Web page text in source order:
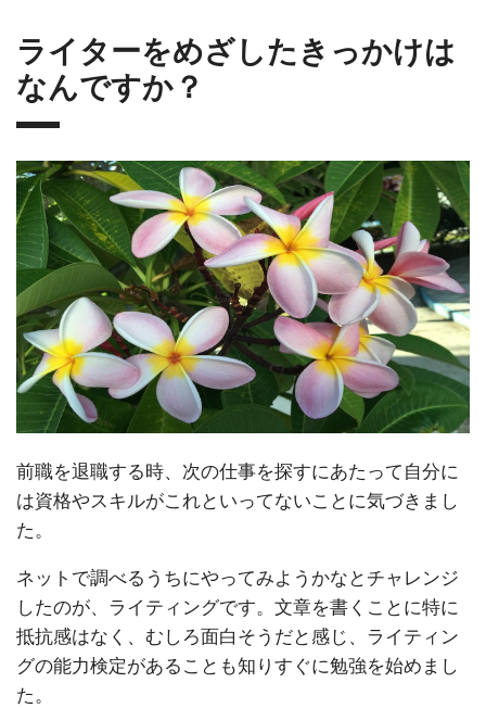
ライターをめざしたきっかけは
なんですか？
前職を退職する時、次の仕事を探すにあたって自分に
は資格やスキルがこれといってないことに気づきまし
た。
ネットで調べるうちにやってみようかなとチャレンジ
したのが、ライティングです。文章を書くことに特に
抵抗感はなく、むしろ面白そうだと感じ、ライティン
グの能力検定があることも知りすぐに勉強を始めまし
た。